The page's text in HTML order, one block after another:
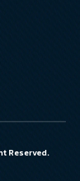
Reserved.